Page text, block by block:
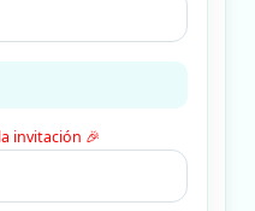
invitación 🎉